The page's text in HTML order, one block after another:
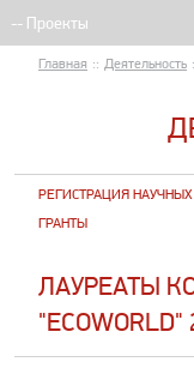
Главная :: Деятельность
РЕГИСТРАЦИЯ
ГРАНТЫ
ЛАУРЕАТЫ
"ECOWORLD"